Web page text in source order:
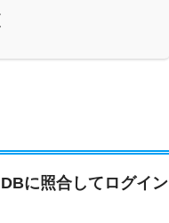
DBに照合してログイン